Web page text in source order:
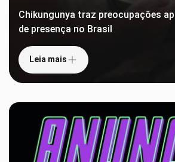
Chikungunya traz preocupações
de presença no Brasil
Leia mais